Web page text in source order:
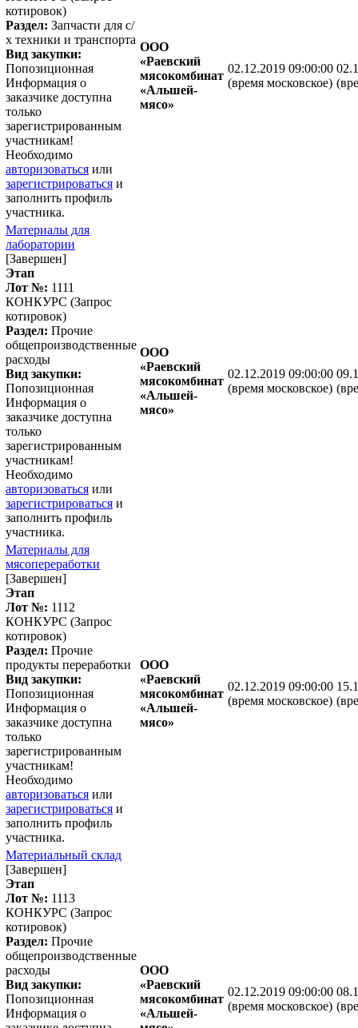
котировок)
Раздел: Запчасти для с/
х техники и транспорта
Вид закупки:
Попозиционная
Информация о
заказчике доступна
только
зарегистрированным
участникам!
Необходимо
авторизоваться или
зарегистрироваться и
заполнить профиль
участника.
ООО
«Раевский
мясокомбинат
«Альшей-
мясо»
02.12.2019 09:00:00
(время московское)
Материалы для
лаборатории
[Завершен]
Этап
Лот №: 1111
КОНКУРС (Запрос
котировок)
Раздел: Прочие
общепроизводственные
расходы
Вид закупки:
Попозиционная
Информация о
заказчике доступна
только
зарегистрированным
участникам!
Необходимо
авторизоваться или
зарегистрироваться и
заполнить профиль
участника.
ООО
«Раевский
мясокомбинат
«Альшей-
мясо»
02.12.2019 09:00:00
(время московское)
Материалы для
мясопереработки
[Завершен]
Этап
Лот №: 1112
КОНКУРС (Запрос
котировок)
Раздел: Прочие
продукты переработки
Вид закупки:
Попозиционная
Информация о
заказчике доступна
только
зарегистрированным
участникам!
Необходимо
авторизоваться или
зарегистрироваться и
заполнить профиль
участника.
ООО
«Раевский
мясокомбинат
«Альшей-
мясо»
02.12.2019 09:00:00
(время московское)
Материальный склад
[Завершен]
Этап
Лот №: 1113
КОНКУРС (Запрос
котировок)
Раздел: Прочие
общепроизводственные
расходы
Вид закупки:
Попозиционная
Информация о
ООО
«Раевский
мясокомбинат
«Альшей-
02.12.2019 09:00:00
(время московское)